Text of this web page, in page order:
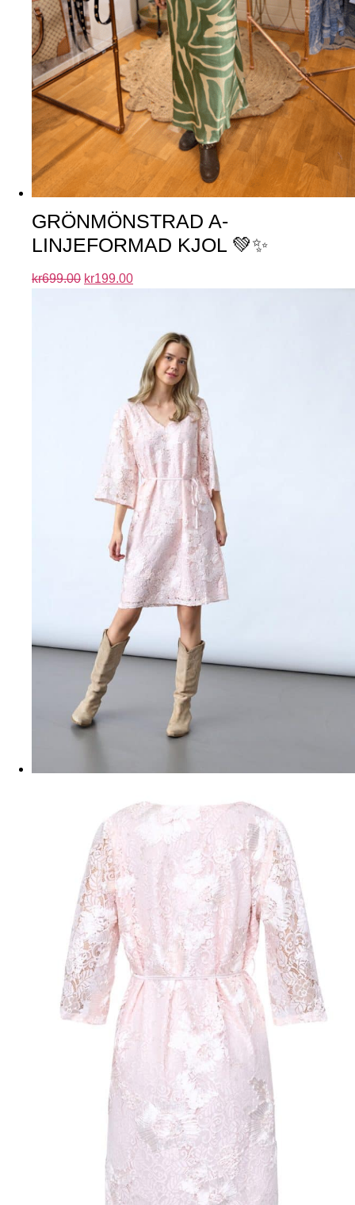
GRÖNMÖNSTRAD A-
LINJEFORMAD KJOL 💚✨
kr699.00 kr199.00